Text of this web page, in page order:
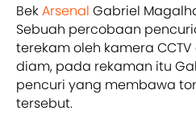
BekArsenal Gabriel
Sebuah percobaan
terekam oleh kamera
diam, pada rekaman itu
pencuri yang membawa
tersebut.